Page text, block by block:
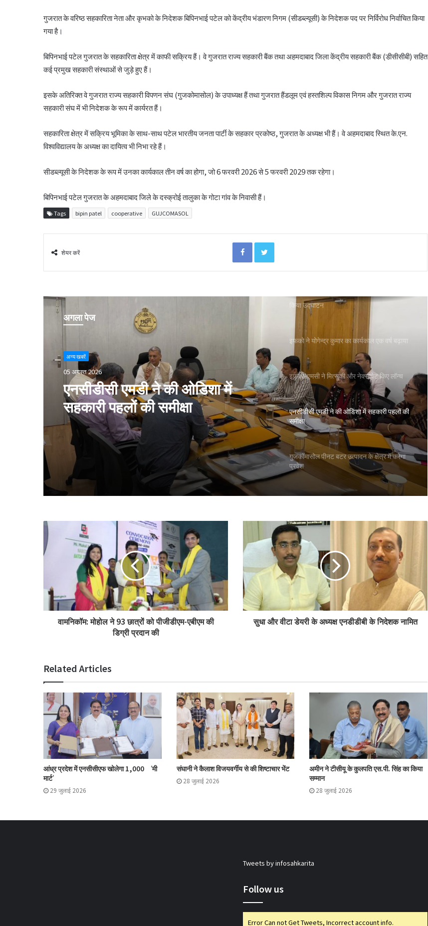
गुजरात के वरिष्ठ सहकारिता नेता और कृभको के निदेशक बिपिनभाई पटेल को केंद्रीय भंडारण निगम (सीडब्ल्यूसी) के निदेशक पद पर निर्विरोध निर्वाचित किया
गया है।
बिपिनभाई पटेल गुजरात के सहकारिता क्षेत्र में काफी सक्रिय हैं। वे गुजरात राज्य सहकारी बैंक तथा अहमदाबाद जिला केंद्रीय सहकारी बैंक (डीसीसीबी) सहित
कई प्रमुख सहकारी संस्थाओं से जुड़े हुए हैं।
इसके अतिरिक्त वे गुजरात राज्य सहकारी विपणन संघ (गुजकोमासोल) के उपाध्यक्ष हैं तथा गुजरात हैंडलूम एवं हस्तशिल्प विकास निगम और गुजरात राज्य
सहकारी संघ में भी निदेशक के रूप में कार्यरत हैं।
सहकारिता क्षेत्र में सक्रिय भूमिका के साथ-साथ पटेल भारतीय जनता पार्टी के सहकार प्रकोष्ठ, गुजरात के अध्यक्ष भी हैं। वे अहमदाबाद स्थित के.एन.
विश्वविद्यालय के अध्यक्ष का दायित्व भी निभा रहे हैं।
सीडब्ल्यूसी के निदेशक के रूप में उनका कार्यकाल तीन वर्ष का होगा, जो 6 फरवरी 2026 से 5 फरवरी 2029 तक रहेगा।
बिपिनभाई पटेल गुजरात के अहमदाबाद जिले के दस्क्रोई तालुका के गोटा गांव के निवासी हैं।
Tags bipin patel cooperative GUJCOMASOL
शेयर करें
FacebookTwitter
अगला पेज
अन्य खबरें
05 अगस्त 2026
एनसीडीसी एमडी ने की ओडिशा में
सहकारी पहलों की समीक्षा
निर्वाचित
शाह ने जामनगर डीसीसीबी के ‘सहकार भवन’ का
किया उद्घाटन
इफको ने योगेन्द्र कुमार का कार्यकाल एक वर्ष बढ़ाया
इफको-एमसी ने मित्सुकी और नेक्सावेट किए लॉन्च
एनसीडीसी एमडी ने की ओडिशा में सहकारी पहलों की
समीक्षा
गुजकॉमासोल पीनट बटर उत्पादन के क्षेत्र में करेगा
प्रवेश
पीएम-किसान योजना के विस्तार का संघानी ने किया
स्वागत
अनघा सराफ आदित्य-अनघा मल्टीस्टेट की अध्यक्ष
निर्वाचित
ओडिशा के 29.5 लाख किसानों को मिला नैनो उर्वरकों
शाह ने जामनगर डीसीसीबी के ‘सहकार भवन’ का
किया उद्घाटन
इफको ने योगेन्द्र कुमार का कार्यकाल एक वर्ष बढ़ाया
वामनिकॉम: मोहोल ने 93 छात्रों को पीजीडीएम-एबीएम की
डिग्री प्रदान की
सुधा और वीटा डेयरी के अध्यक्ष एनडीडीबी के निदेशक नामित
Related Articles
आंध्र प्रदेश में एनसीसीएफ खोलेगा 1,000 ‘मी
मार्ट’
29 जुलाई 2026
संघानी ने कैलाश विजयवर्गीय से की शिष्टाचार भेंट
28 जुलाई 2026
अमीन ने टीसीयू के कुलपति एस.पी. सिंह का किया
सम्मान
28 जुलाई 2026
Tweets by infosahkarita
Follow us
Error Can not Get Tweets, Incorrect account info.